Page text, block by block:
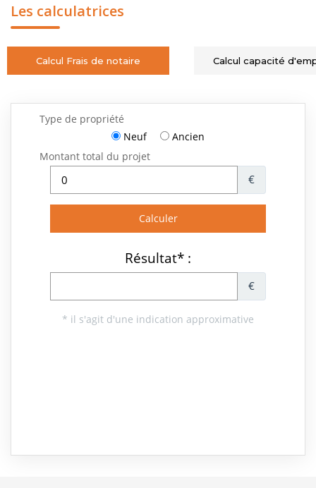
Les calculatrices
Calcul Frais de notaire Calcul capacité